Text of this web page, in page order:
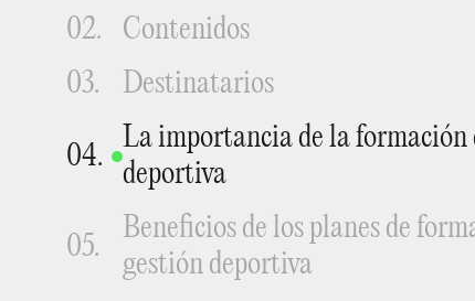
02.
Contenidos
03.
Destinatarios
04.
La importancia de la formación
deportiva
05.
Beneficios de los planes de
gestión deportiva